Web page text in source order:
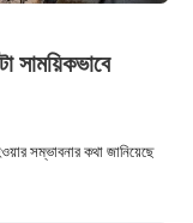
সাময়িকভাবে
সম্ভাবনার কথা জানিয়েছে